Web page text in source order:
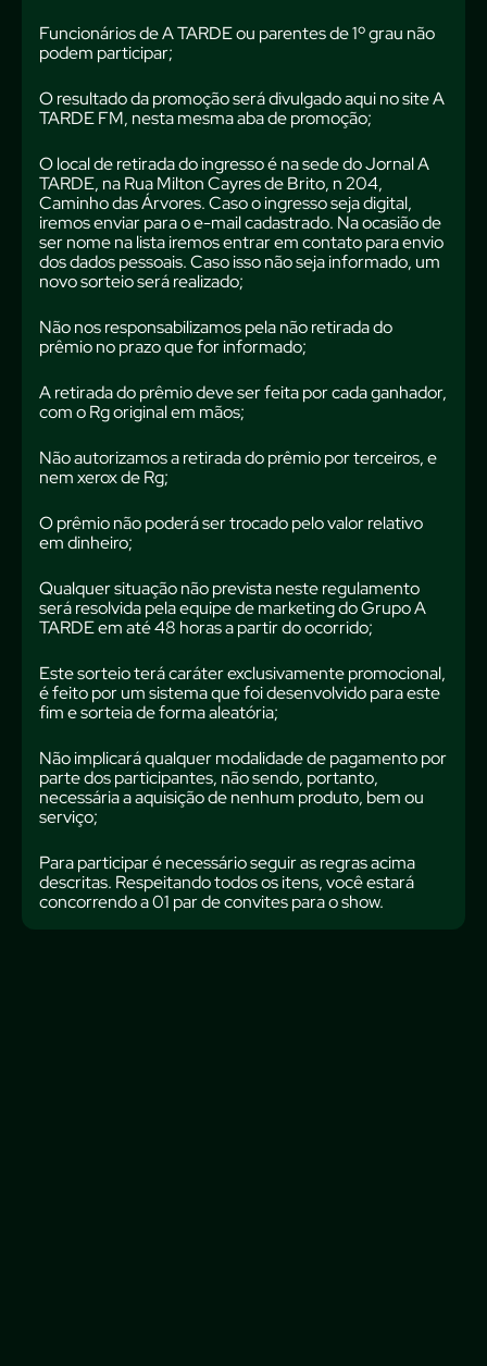
Funcionários de A TARDE ou parentes de 1º grau não
podem participar;
O resultado da promoção será divulgado aqui no site A
TARDE FM, nesta mesma aba de promoção;
O local de retirada do ingresso é na sede do Jornal A
TARDE, na Rua Milton Cayres de Brito, n 204,
Caminho das Árvores. Caso o ingresso seja digital,
iremos enviar para o e-mail cadastrado. Na ocasião de
ser nome na lista iremos entrar em contato para envio
dos dados pessoais. Caso isso não seja informado, um
novo sorteio será realizado;
Não nos responsabilizamos pela não retirada do
prêmio no prazo que for informado;
A retirada do prêmio deve ser feita por cada ganhador,
com o Rg original em mãos;
Não autorizamos a retirada do prêmio por terceiros, e
nem xerox de Rg;
O prêmio não poderá ser trocado pelo valor relativo
em dinheiro;
Qualquer situação não prevista neste regulamento
será resolvida pela equipe de marketing do Grupo A
TARDE em até 48 horas a partir do ocorrido;
Este sorteio terá caráter exclusivamente promocional,
é feito por um sistema que foi desenvolvido para este
fim e sorteia de forma aleatória;
Não implicará qualquer modalidade de pagamento por
parte dos participantes, não sendo, portanto,
necessária a aquisição de nenhum produto, bem ou
serviço;
Para participar é necessário seguir as regras acima
descritas. Respeitando todos os itens, você estará
concorrendo a 01 par de convites para o show.